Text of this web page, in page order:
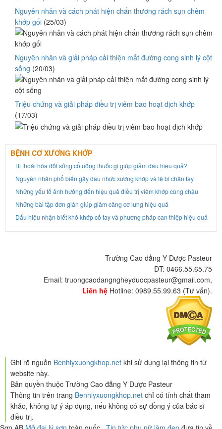
Nguyên nhân và cách phát hiện chấn thương rách sụn chêm
khớp gối (25/03)
Nguyên nhân và giải pháp cải thiện mất đường cong sinh lý cột
sống (20/03)
Triệu chứng và giải pháp điều trị viêm bao hoạt dịch khớp
(17/03)
BỆNH CƠ XƯƠNG KHỚP
Bị thoái hóa đốt sống cổ uống thuốc gì giúp giảm đau hiệu quả?
Nguyên nhân phổ biến gây đau nhức xương khớp và tê bì chân tay
Những yếu tố ảnh hưởng đến hiệu quả điều trị viêm khớp cùng chậu
Những bài tập đơn giản giúp giảm căng cơ lưng hiệu quả
Dấu hiệu nhận biết khô khớp cổ tay và phương pháp can thiệp hiệu quả
Trường Cao đẳng Y Dược Pasteur
ĐT: 0466.55.65.75
Email: truongcaodangngheyduocpasteur@gmail.com,
Liên hệ Hotline: 0989.55.99.63 (Tư vấn).
Ghi rõ nguồn Benhlyxuongkhop.net khi sử dụng lại thông tin từ
website này.
Bản quyền thuộc Trường Cao đẳng Y Dược Pasteur
Thông tin trên trang Benhlyxuongkhop.net chỉ có tính chất tham
khảo, không tự ý áp dụng, nếu không có sự đồng ý của bác sĩ
điều trị.